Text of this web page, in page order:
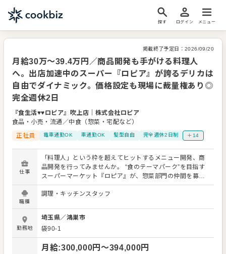
探す ログイン メニュー
掲載終了予定日： 2026/09/20
月給30万〜39.4万円／商品開発も手がける料理人
へ。出店加速中のスーパー『ロピア』が誇るデリカは
自由でダイナミック。価格設定も現場に裁量権あり◎
完全週休2日
『食生活♥♥ロピア』吹上店
株式会社ロピア
食品・小売・流通／中食（惣菜・宅配など）
正社員
電車通勤OK 車通勤OK 髪型自由 完全週休2日制 ＋14
仕事
「料理人」という枠を超えてヒットするメニュー開発、商
品開発を行ってみませんか。 “食のテーマパーク”を目指す
スーパーマーケット『ロピア』が、惣菜部門の仲間を募集
します。 惣菜事業部では、自社で扱う多様な食材を、自在
に組み合わせてお惣菜を作ります。だから全重量700g超え
「キンパ」など、ユニークなヒット商品がいっぱい。 現場
に裁量権があり、生み出すお惣菜の種類はアイデア次第で
無限大。お客様の「わぁ！」と喜ぶ商品づくりがやりがい
です。 経験のある方は自由度高くご活躍できます。 スタッ
フの中には、和食料理人から入社8か月でチーフに就任。注
職種
調理・キッチンスタッフ
勤務地
埼玉県／鴻巣市
袋90-1
月給:300,000円〜394,000円